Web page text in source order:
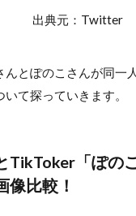
出典元：Twitter
んとぽのこさんが同一
て探っていきます。
TikToker「ぽの
像比較！